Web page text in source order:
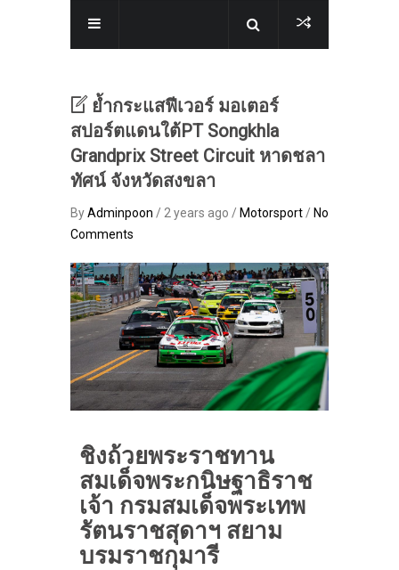
ย้ำกระแสฟีเวอร์ มอเตอร์
สปอร์ตแดนใต้PT Songkhla
Grandprix Street Circuit หาดชลา
ทัศน์ จังหวัดสงขลา
ByAdminpoon / 2 years ago / Motorsport/ No
Comments
ชิงถ้วยพระราชทาน
สมเด็จพระกนิษฐาธิราช
เจ้า กรมสมเด็จพระเทพ
รัตนราชสุดาฯ สยาม
บรมราชกุมารี